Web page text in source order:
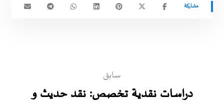
سابق
دراسات نقدية تخصص: نقد حديث و